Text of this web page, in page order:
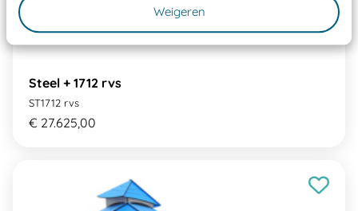
Weigeren
Steel + 1712 rvs
ST1712 rvs
€ 27.625,00